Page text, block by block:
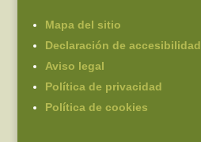
Mapa del sitio
Declaración de accesibilidad
Aviso legal
Política de privacidad
Política de cookies